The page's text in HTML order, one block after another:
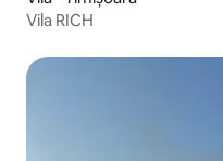
Vila RICH